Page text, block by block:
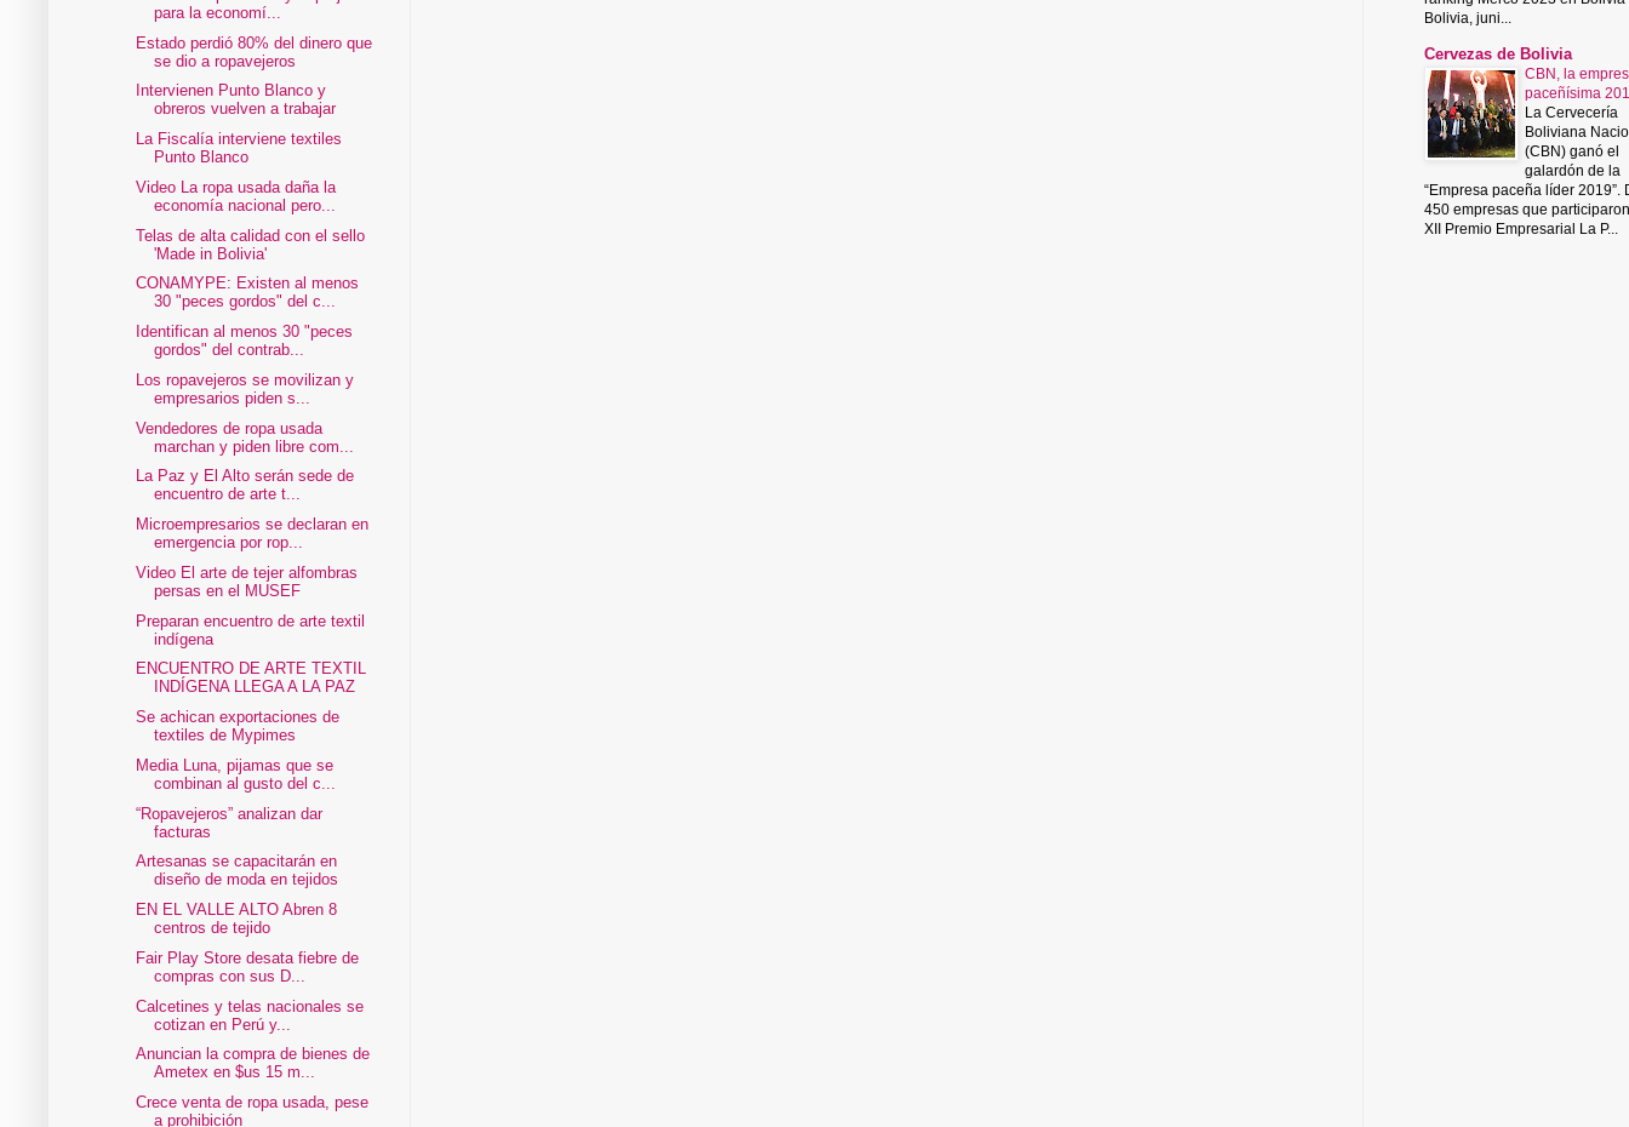
para la economí...
Estado perdió 80% del dinero que
se dio a ropavejeros
Intervienen Punto Blanco y
obreros vuelven a trabajar
La Fiscalía interviene textiles
Punto Blanco
Video La ropa usada daña la
economía nacional pero...
Telas de alta calidad con el sello
'Made in Bolivia'
CONAMYPE: Existen al menos
30 "peces gordos" del c...
Identifican al menos 30 "peces
gordos" del contrab...
Los ropavejeros se movilizan y
empresarios piden s...
Vendedores de ropa usada
marchan y piden libre com...
La Paz y El Alto serán sede de
encuentro de arte t...
Microempresarios se declaran en
emergencia por rop...
Video El arte de tejer alfombras
persas en el MUSEF
Preparan encuentro de arte textil
indígena
ENCUENTRO DE ARTE TEXTIL
INDÍGENA LLEGA A LA PAZ
Se achican exportaciones de
textiles de Mypimes
Media Luna, pijamas que se
combinan al gusto del c...
“Ropavejeros” analizan dar
facturas
Artesanas se capacitarán en
diseño de moda en tejidos
EN EL VALLE ALTO Abren 8
centros de tejido
Fair Play Store desata fiebre de
compras con sus D...
Calcetines y telas nacionales se
cotizan en Perú y...
Anuncian la compra de bienes de
Ametex en $us 15 m...
Crece venta de ropa usada, pese
a prohibición
Bolivia, juni...
Cervezas de Bolivia
CBN, la
paceñísima
La Cervecería
Boliviana
(CBN) ganó el
galardón de la
“Empresa paceña líder 2019”.
450 empresas que
XII Premio Empresarial La P...